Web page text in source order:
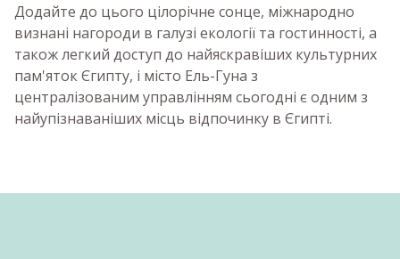
Додайте до цього цілорічне сонце, міжнародно
визнані нагороди в галузі екології та гостинності, а
також легкий доступ до найяскравіших культурних
пам'яток Єгипту, і місто Ель-Гуна з
централізованим управлінням сьогодні є одним з
найупізнаваніших місць відпочинку в Єгипті.